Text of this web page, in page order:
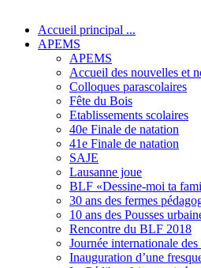
Accueil principal ...
APEMS
APEMS
Accueil des nouvelles et
Colloques parascolaires
Fête du Bois
Etablissements scolaires
40e Finale de natation
41e Finale de natation
SAJE
Lausanne joue
BLF «Dessine-moi ta
30 ans des fermes
10 ans des Pousses
Rencontre du BLF 2018
Journée internationale
Inauguration d’une